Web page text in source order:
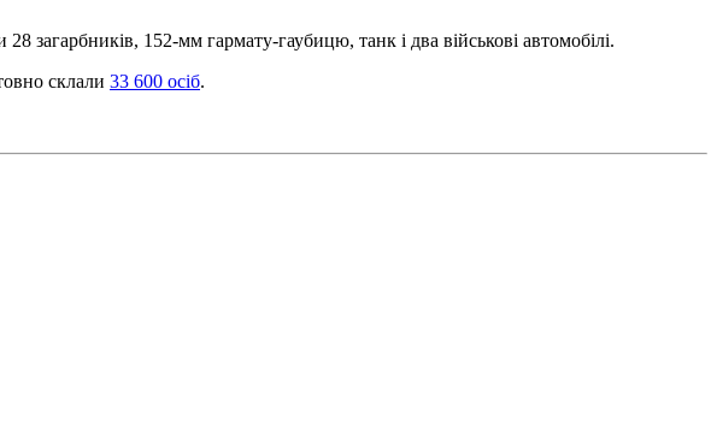
загарбників, 152-мм гармату-гаубицю, танк і два військові автомобілі.
склали 33 600 осіб.